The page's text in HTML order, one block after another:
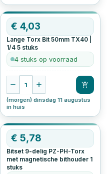
€ 4,03
Lange Torx Bit 50mm TX40 |
1/4 5 stuks
4 stuks op voorraad
1
(morgen) dinsdag 11 augustus
in huis
€ 5,78
Bitset 9-delig PZ-PH-Torx
met magnetische bithouder 1
stuks